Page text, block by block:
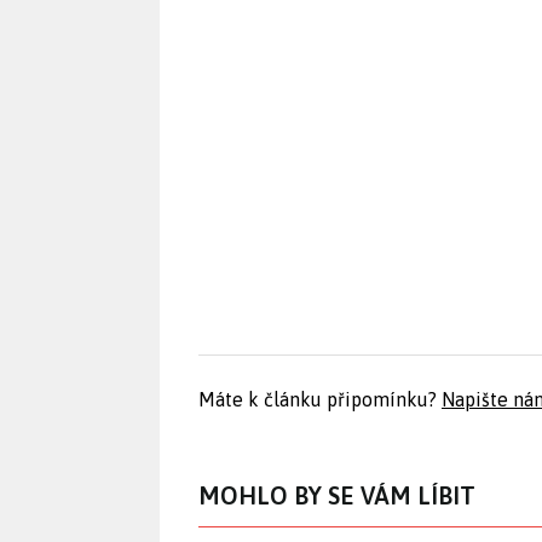
Máte k článku připomínku? Napište
MOHLO BY SE VÁM LÍBIT